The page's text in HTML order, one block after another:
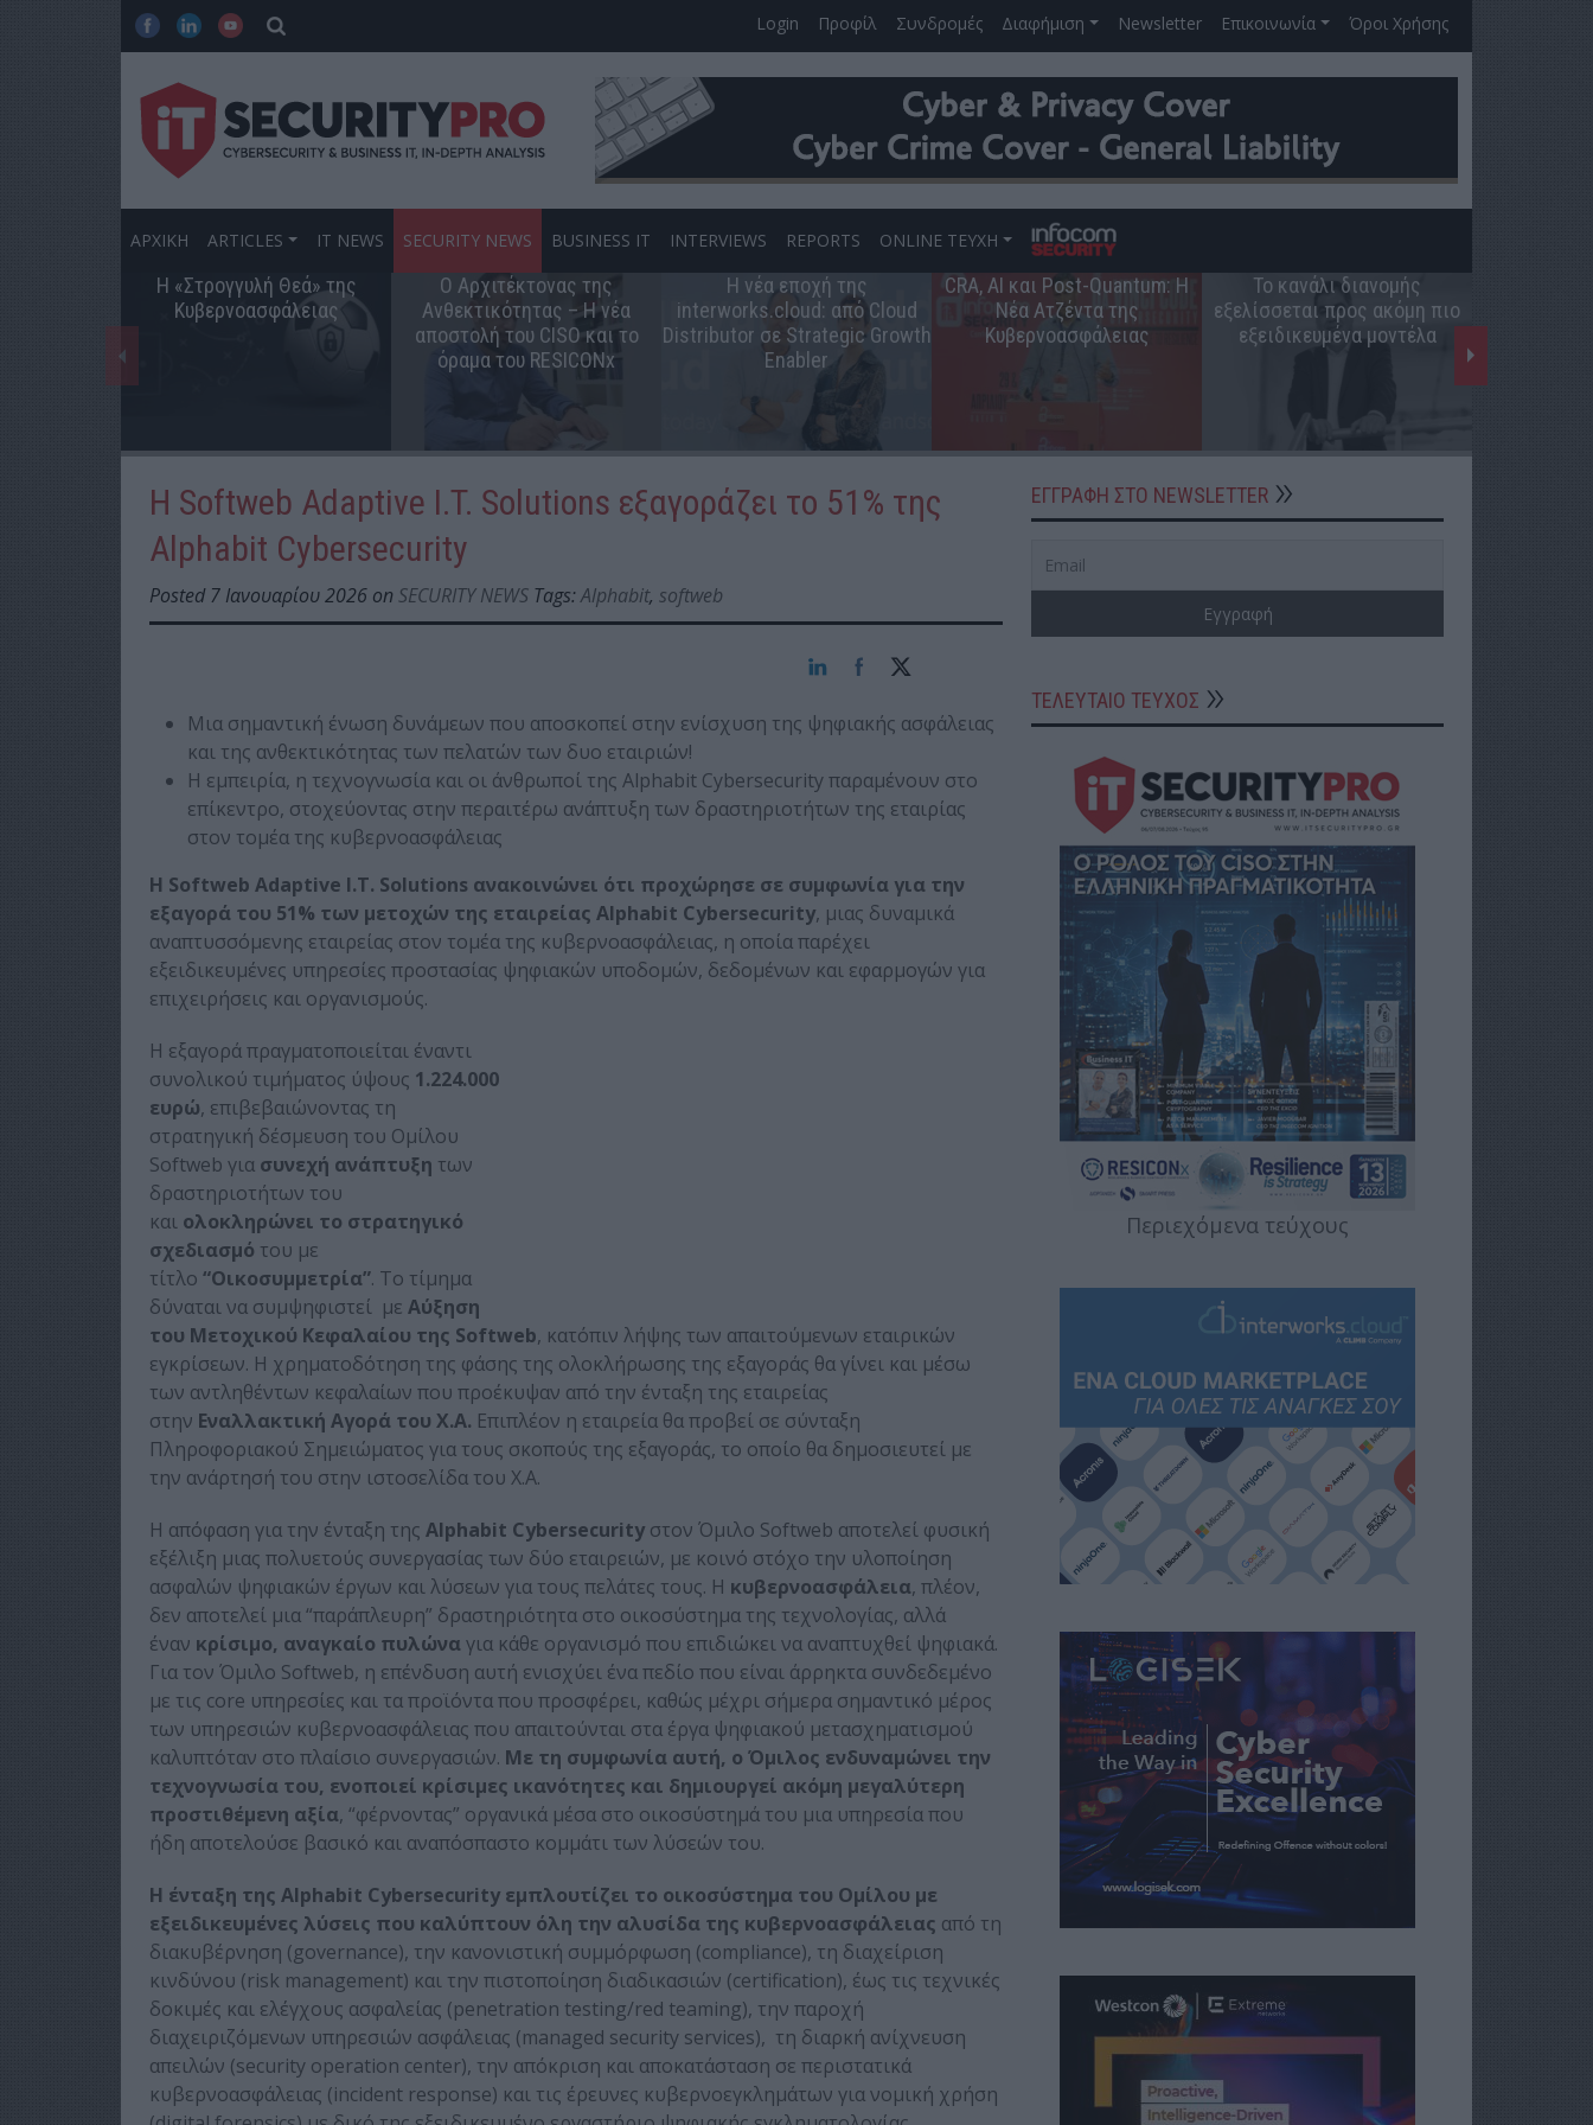
Login Προφίλ Συνδρομές Διαφήμιση Newsletter Επικοινωνία Όροι Χρήσης
ΑΡΧΙΚΗ ARTICLES IT NEWS SECURITY NEWS BUSINESS IT INTERVIEWS REPORTS ONLINE ΤΕΥΧΗ
Η «Στρογγυλή Θεά» της
Κυβερνοασφάλειας
Ο Αρχιτέκτονας της
Ανθεκτικότητας – Η νέα
αποστολή του CISO και το
όραμα του RESICONx
Η νέα εποχή της
interworks.cloud: από Cloud
Distributor σε Strategic Growth
Enabler
CRA, AI και Post-Quantum: Η
Νέα Ατζέντα της
Κυβερνοασφάλειας
Το κανάλι διανομής
εξελίσσεται προς ακόμη πιο
εξειδικευμένα μοντέλα
Η Softweb Adaptive I.T. Solutions εξαγοράζει το 51% της
Alphabit Cybersecurity
Posted 7 Ιανουαρίου 2026 on SECURITY NEWS Tags:Alphabit, softweb
Μια σημαντική ένωση δυνάμεων που αποσκοπεί στην ενίσχυση της ψηφιακής ασφάλειας
και της ανθεκτικότητας των πελατών των δυο εταιριών!
Η εμπειρία, η τεχνογνωσία και οι άνθρωποί της Alphabit Cybersecurity παραμένουν στο
επίκεντρο, στοχεύοντας στην περαιτέρω ανάπτυξη των δραστηριοτήτων της εταιρίας
στον τομέα της κυβερνοασφάλειας
Η Softweb Adaptive I.T. Solutions ανακοινώνει ότι προχώρησε σε συμφωνία για την
εξαγορά του 51% των μετοχών της εταιρείας Alphabit Cybersecurity, μιας δυναμικά
αναπτυσσόμενης εταιρείας στον τομέα της κυβερνοασφάλειας, η οποία παρέχει
εξειδικευμένες υπηρεσίες προστασίας ψηφιακών υποδομών, δεδομένων και εφαρμογών για
επιχειρήσεις και οργανισμούς.
Η εξαγορά πραγματοποιείται έναντι
συνολικού τιμήματος ύψους 1.224.000
ευρώ, επιβεβαιώνοντας τη
στρατηγική δέσμευση του Ομίλου
Softweb για συνεχή ανάπτυξη των
δραστηριοτήτων του
και ολοκληρώνει το στρατηγικό
σχεδιασμό του με
τίτλο “Οικοσυμμετρία”. Το τίμημα
δύναται να συμψηφιστεί με Αύξηση
του Μετοχικού Κεφαλαίου της Softweb, κατόπιν λήψης των απαιτούμενων εταιρικών
εγκρίσεων. Η χρηματοδότηση της φάσης της ολοκλήρωσης της εξαγοράς θα γίνει και μέσω
των αντληθέντων κεφαλαίων που προέκυψαν από την ένταξη της εταιρείας
στην Εναλλακτική Αγορά του Χ.Α. Επιπλέον η εταιρεία θα προβεί σε σύνταξη
Πληροφοριακού Σημειώματος για τους σκοπούς της εξαγοράς, το οποίο θα δημοσιευτεί με
την ανάρτησή του στην ιστοσελίδα του Χ.Α.
Η απόφαση για την ένταξη της Alphabit Cybersecurity στον Όμιλο Softweb αποτελεί φυσική
εξέλιξη μιας πολυετούς συνεργασίας των δύο εταιρειών, με κοινό στόχο την υλοποίηση
ασφαλών ψηφιακών έργων και λύσεων για τους πελάτες τους. Η κυβερνοασφάλεια, πλέον,
δεν αποτελεί μια “παράπλευρη” δραστηριότητα στο οικοσύστημα της τεχνολογίας, αλλά
έναν κρίσιμο, αναγκαίο πυλώνα για κάθε οργανισμό που επιδιώκει να αναπτυχθεί ψηφιακά.
Για τον Όμιλο Softweb, η επένδυση αυτή ενισχύει ένα πεδίο που είναι άρρηκτα συνδεδεμένο
με τις core υπηρεσίες και τα προϊόντα που προσφέρει, καθώς μέχρι σήμερα σημαντικό μέρος
των υπηρεσιών κυβερνοασφάλειας που απαιτούνται στα έργα ψηφιακού μετασχηματισμού
καλυπτόταν στο πλαίσιο συνεργασιών. Με τη συμφωνία αυτή, ο Όμιλος ενδυναμώνει την
τεχνογνωσία του, ενοποιεί κρίσιμες ικανότητες και δημιουργεί ακόμη μεγαλύτερη
προστιθέμενη αξία, “φέρνοντας” οργανικά μέσα στο οικοσύστημά του μια υπηρεσία που
ήδη αποτελούσε βασικό και αναπόσπαστο κομμάτι των λύσεών του.
Η ένταξη της Alphabit Cybersecurity εμπλουτίζει το οικοσύστημα του Ομίλου με
εξειδικευμένες λύσεις που καλύπτουν όλη την αλυσίδα της κυβερνοασφάλειας από τη
διακυβέρνηση (governance), την κανονιστική συμμόρφωση (compliance), τη διαχείριση
κινδύνου (risk management) και την πιστοποίηση διαδικασιών (certification), έως τις τεχνικές
δοκιμές και ελέγχους ασφαλείας (penetration testing/red teaming), την παροχή
διαχειριζόμενων υπηρεσιών ασφάλειας (managed security services), τη διαρκή ανίχνευση
απειλών (security operation center), την απόκριση και αποκατάσταση σε περιστατικά
κυβερνοασφάλειας (incident response) και τις έρευνες κυβερνοεγκλημάτων για νομική χρήση
ΕΓΓΡΑΦΗ ΣΤΟ NEWSLETTER
ΤΕΛΕΥΤΑΙΟ ΤΕΥΧΟΣ
Περιεχόμενα τεύχους